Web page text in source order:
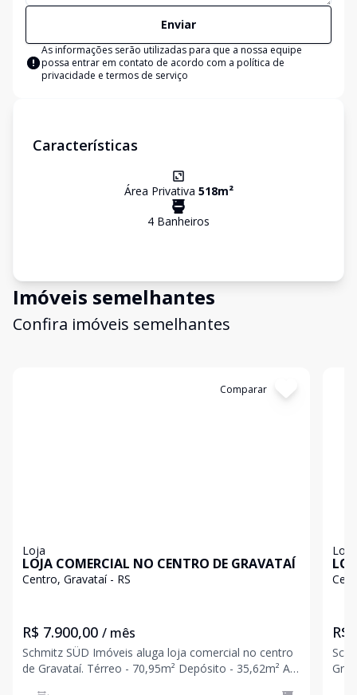
Enviar
As informações serão utilizadas para que a nossa equipe
possa entrar em contato de acordo com a política de
privacidade e termos de serviço
Características
Área Privativa 518m²
4 Banheiros
Imóveis semelhantes
Confira imóveis semelhantes
Comparar
Loja
LOJA COMERCIAL NO CENTRO DE GRAVATAÍ
Centro, Gravataí - RS
R$ 7.900,00 / mês
Schmitz SÜD Imóveis aluga loja comercial no centro
de Gravataí. Térreo - 70,95m² Depósito - 35,62m² Ar
Loja
R$